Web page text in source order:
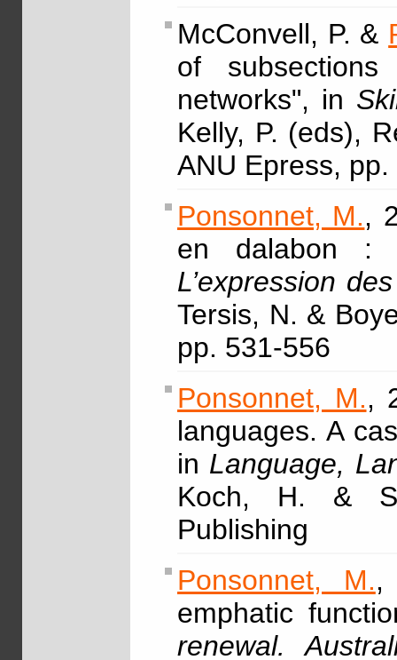
McConvell, P. &
of subsections
networks", in
Kelly, P. (eds),
ANU Epress,
Ponsonnet, M.,
en dalabon :
L’expression
Tersis, N. &
pp. 531-556
Ponsonnet, M.,
languages. A
in Language,
Koch, H. &
Publishing
Ponsonnet, M.,
emphatic
renewal.